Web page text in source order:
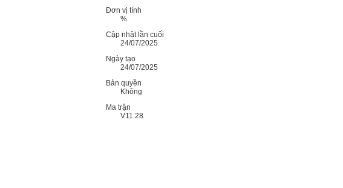
Đơn vị tính
%
Cập nhật lần cuối
24/07/2025
Ngày tạo
24/07/2025
Bản quyền
Không
Ma trận
V11.28